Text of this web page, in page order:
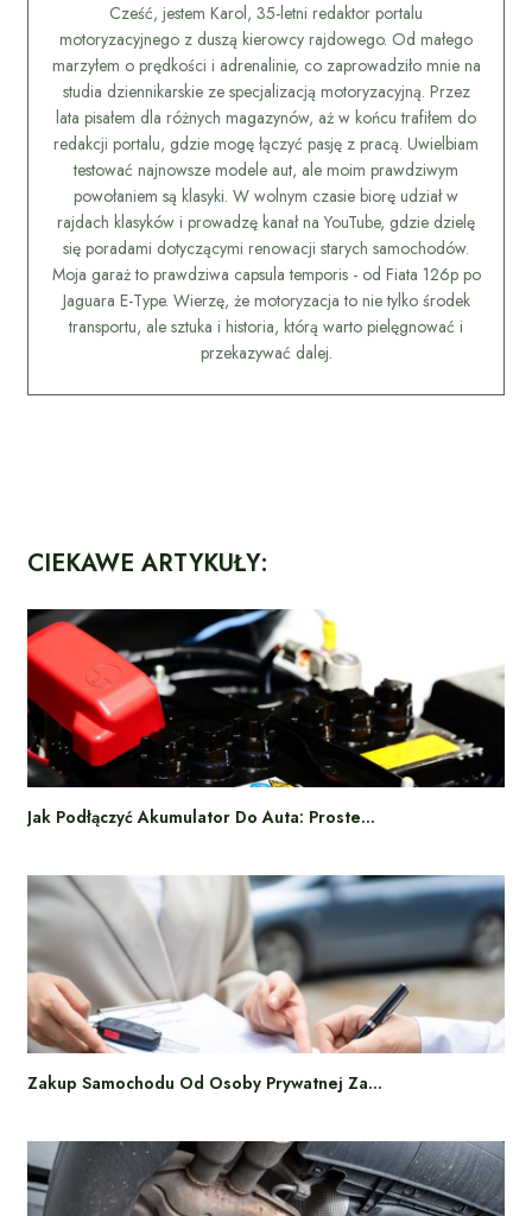
Cześć, jestem Karol, 35-letni redaktor portalu
motoryzacyjnego z duszą kierowcy rajdowego. Od małego
marzyłem o prędkości i adrenalinie, co zaprowadziło mnie na
studia dziennikarskie ze specjalizacją motoryzacyjną. Przez
lata pisałem dla różnych magazynów, aż w końcu trafiłem do
redakcji portalu, gdzie mogę łączyć pasję z pracą. Uwielbiam
testować najnowsze modele aut, ale moim prawdziwym
powołaniem są klasyki. W wolnym czasie biorę udział w
rajdach klasyków i prowadzę kanał na YouTube, gdzie dzielę
się poradami dotyczącymi renowacji starych samochodów.
Moja garaż to prawdziwa capsula temporis - od Fiata 126p po
Jaguara E-Type. Wierzę, że motoryzacja to nie tylko środek
transportu, ale sztuka i historia, którą warto pielęgnować i
przekazywać dalej.
CIEKAWE ARTYKUŁY:
Jak Podłączyć Akumulator Do Auta: Proste…
Zakup Samochodu Od Osoby Prywatnej Za…